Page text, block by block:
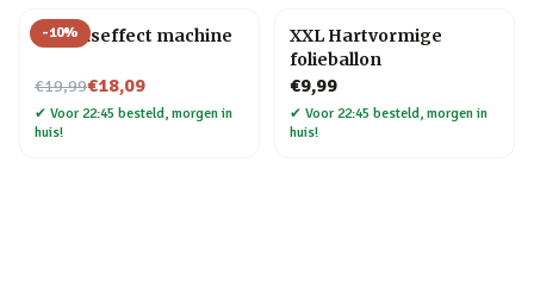
-10%
Geluidseffect machine
€19,99
Nu voor€18,09
✔ Voor 22:45 besteld, morgen in
huis!
XXL Hartvormige
folieballon
€9,99
✔ Voor 22:45 besteld, morgen in
huis!